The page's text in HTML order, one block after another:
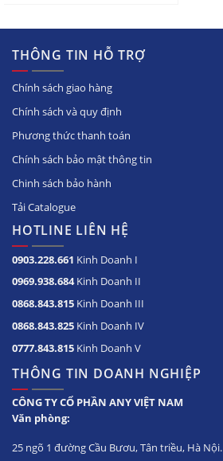
THÔNG TIN HỖ TRỢ
Chính sách giao hàng
Chính sách và quy định
Phương thức thanh toán
Chính sách bảo mật thông tin
Chinh sách bảo hành
Tải Catalogue
HOTLINE LIÊN HỆ
0903.228.661 Kinh Doanh I
0969.938.684Kinh Doanh II
0868.843.815 Kinh Doanh III
0868.843.825 Kinh Doanh IV
0777.843.815 Kinh Doanh V
THÔNG TIN DOANH NGHIỆP
CÔNG TY CỔ PHẦN ANY VIỆT NAM
Văn phòng:
25 ngõ 1 đường Cầu Bươu, Tân triều, Hà Nội.